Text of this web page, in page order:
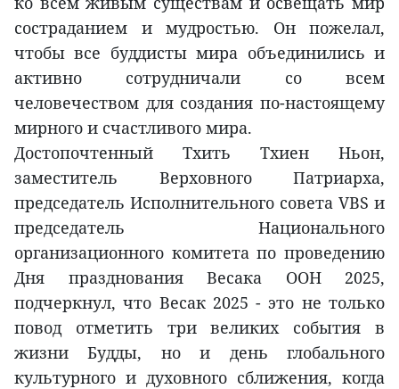
состраданием и мудростью. Он пожелал,
чтобы все буддисты мира объединились и
активно сотрудничали со всем
человечеством для создания по-настоящему
мирного и счастливого мира.
Достопочтенный Тхить Тхиен Ньон,
заместитель Верховного Патриарха,
председатель Исполнительного совета VBS и
председатель Национального
организационного комитета по проведению
Дня празднования Весака ООН 2025,
подчеркнул, что Весак 2025 - это не только
повод отметить три великих события в
жизни Будды, но и день глобального
культурного и духовного сближения, когда